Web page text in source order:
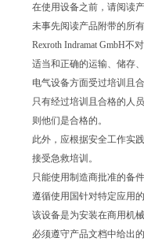
在使用设备之前，请阅读
未事先阅读产品附带的所
Rexroth Indramat GmbH
适当和正确的运输、储存
电气设备方面受过培训且
只有经过培训且合格的人
则他们是合格的。
此外，应根据安全工作实
接受急救培训。
只能使用制造商批准的备
遵循使用国针对特定应用
该设备是为安装在商用机
必须遵守产品文档中给出